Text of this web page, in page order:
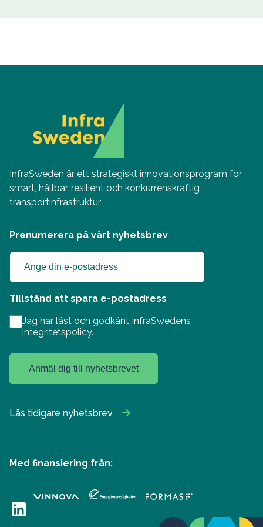
InfraSweden är ett strategiskt innovationsprogram för
smart, hållbar, resilient och konkurrenskraftig
transportinfrastruktur
Prenumerera på vårt nyhetsbrev
Tillstånd att spara e-postadress
Jag har läst och godkänt InfraSwedens
integritetspolicy.
Anmäl dig till nyhetsbrevet
Läs tidigare nyhetsbrev
Med finansiering från:
LinkedIn